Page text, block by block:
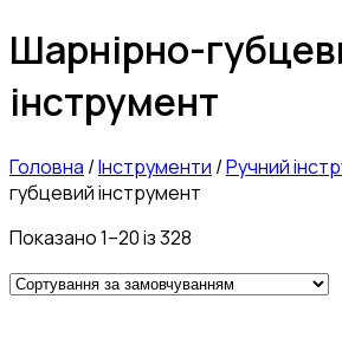
Шарнірно-
інструмент
Головна /Інструменти /Ручний
губцевий інструмент
Показано 1–20 із 328